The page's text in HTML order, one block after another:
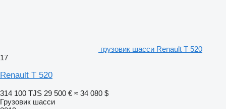
грузовик шасси Renault T 520
17
Renault T 520
314 100 TJS 29 500 € ≈ 34 080 $
Грузовик шасси